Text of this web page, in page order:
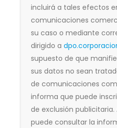
incluirá a tales efectos
comunicaciones
su caso o mediante
dirigido a
supuesto de que
sus datos no sean
de comunicaciones
informa que puede
de exclusión
puede consultar la